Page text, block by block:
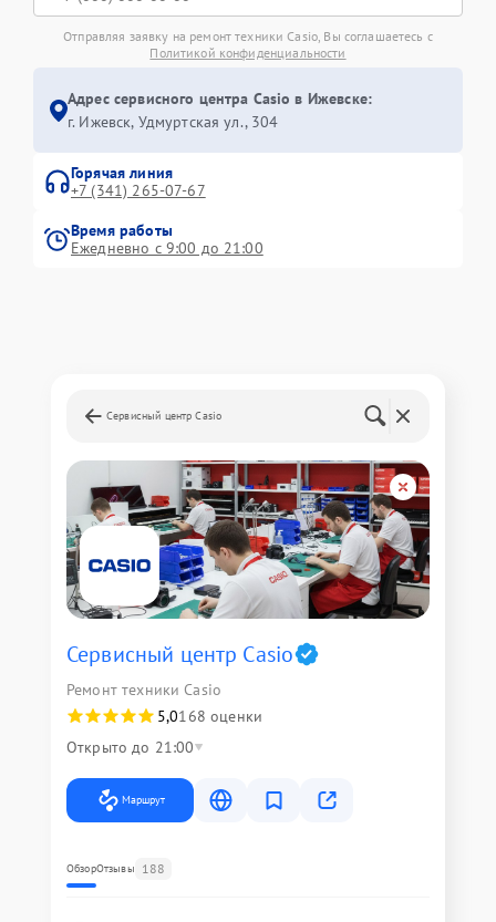
Отправляя заявку на ремонт техники Casio, Вы соглашаетесь с
Политикой конфиденциальности
Адрес сервисного центра Casio в Ижевске:
г. Ижевск, Удмуртская ул., 304
Горячая линия
+7 (341) 265-07-67
Время работы
Ежедневно с 9:00 до 21:00
Сервисный центр Casio
Сервисный центр Casio
Ремонт техники Casio
5,0168 оценки
Открыто до 21:00
Маршрут
ОбзорОтзывы 188